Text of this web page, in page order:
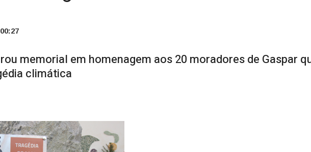
memorial em homenagem aos 20 moradores de Gaspar
climática